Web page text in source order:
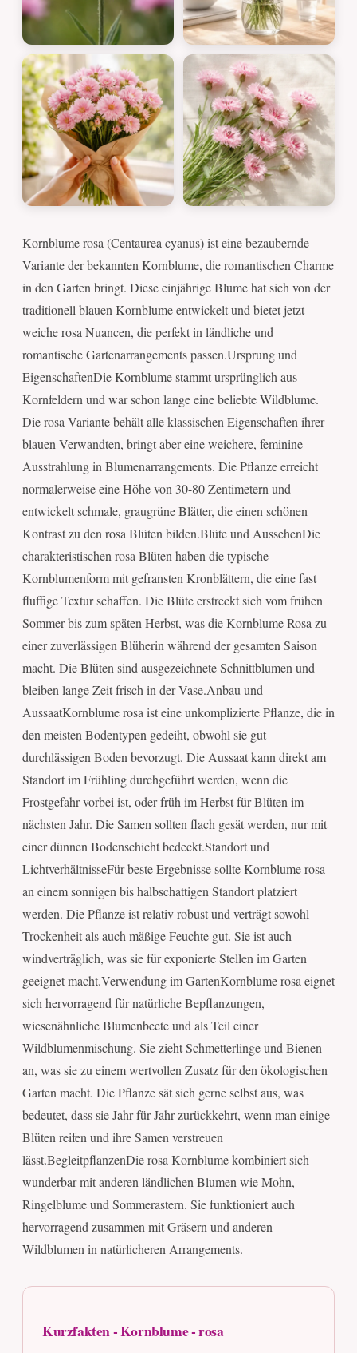
Kornblume rosa (Centaurea cyanus) ist eine bezaubernde
Variante der bekannten Kornblume, die romantischen Charme
in den Garten bringt. Diese einjährige Blume hat sich von der
traditionell blauen Kornblume entwickelt und bietet jetzt
weiche rosa Nuancen, die perfekt in ländliche und
romantische Gartenarrangements passen.Ursprung und
EigenschaftenDie Kornblume stammt ursprünglich aus
Kornfeldern und war schon lange eine beliebte Wildblume.
Die rosa Variante behält alle klassischen Eigenschaften ihrer
blauen Verwandten, bringt aber eine weichere, feminine
Ausstrahlung in Blumenarrangements. Die Pflanze erreicht
normalerweise eine Höhe von 30-80 Zentimetern und
entwickelt schmale, graugrüne Blätter, die einen schönen
Kontrast zu den rosa Blüten bilden.Blüte und AussehenDie
charakteristischen rosa Blüten haben die typische
Kornblumenform mit gefransten Kronblättern, die eine fast
fluffige Textur schaffen. Die Blüte erstreckt sich vom frühen
Sommer bis zum späten Herbst, was die Kornblume Rosa zu
einer zuverlässigen Blüherin während der gesamten Saison
macht. Die Blüten sind ausgezeichnete Schnittblumen und
bleiben lange Zeit frisch in der Vase.Anbau und
AussaatKornblume rosa ist eine unkomplizierte Pflanze, die in
den meisten Bodentypen gedeiht, obwohl sie gut
durchlässigen Boden bevorzugt. Die Aussaat kann direkt am
Standort im Frühling durchgeführt werden, wenn die
Frostgefahr vorbei ist, oder früh im Herbst für Blüten im
nächsten Jahr. Die Samen sollten flach gesät werden, nur mit
einer dünnen Bodenschicht bedeckt.Standort und
LichtverhältnisseFür beste Ergebnisse sollte Kornblume rosa
an einem sonnigen bis halbschattigen Standort platziert
werden. Die Pflanze ist relativ robust und verträgt sowohl
Trockenheit als auch mäßige Feuchte gut. Sie ist auch
windverträglich, was sie für exponierte Stellen im Garten
geeignet macht.Verwendung im GartenKornblume rosa eignet
sich hervorragend für natürliche Bepflanzungen,
wiesenähnliche Blumenbeete und als Teil einer
Wildblumenmischung. Sie zieht Schmetterlinge und Bienen
an, was sie zu einem wertvollen Zusatz für den ökologischen
Garten macht. Die Pflanze sät sich gerne selbst aus, was
bedeutet, dass sie Jahr für Jahr zurückkehrt, wenn man einige
Blüten reifen und ihre Samen verstreuen
lässt.BegleitpflanzenDie rosa Kornblume kombiniert sich
wunderbar mit anderen ländlichen Blumen wie Mohn,
Ringelblume und Sommerastern. Sie funktioniert auch
hervorragend zusammen mit Gräsern und anderen
Wildblumen in natürlicheren Arrangements.
Kurzfakten - Kornblume - rosa